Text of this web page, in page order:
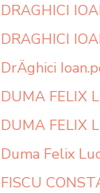
DRAGHICI
DRAGHICI
DrÄghici
DUMA FELIX
DUMA FELIX
Duma Felix
FISCU